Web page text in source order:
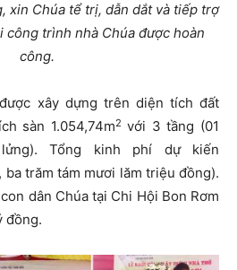
xin Chúa tể trị, dẫn dắt và tiếp trợ
công trình nhà Chúa được hoàn
công.
xây dựng trên diện tích đất
sàn 1.054,74m2 với 3 tầng (01
Tổng kinh phí dự kiến
ba trăm tám mươi lăm triệu đồng).
dân Chúa tại Chi Hội Bon Rơm
đồng.